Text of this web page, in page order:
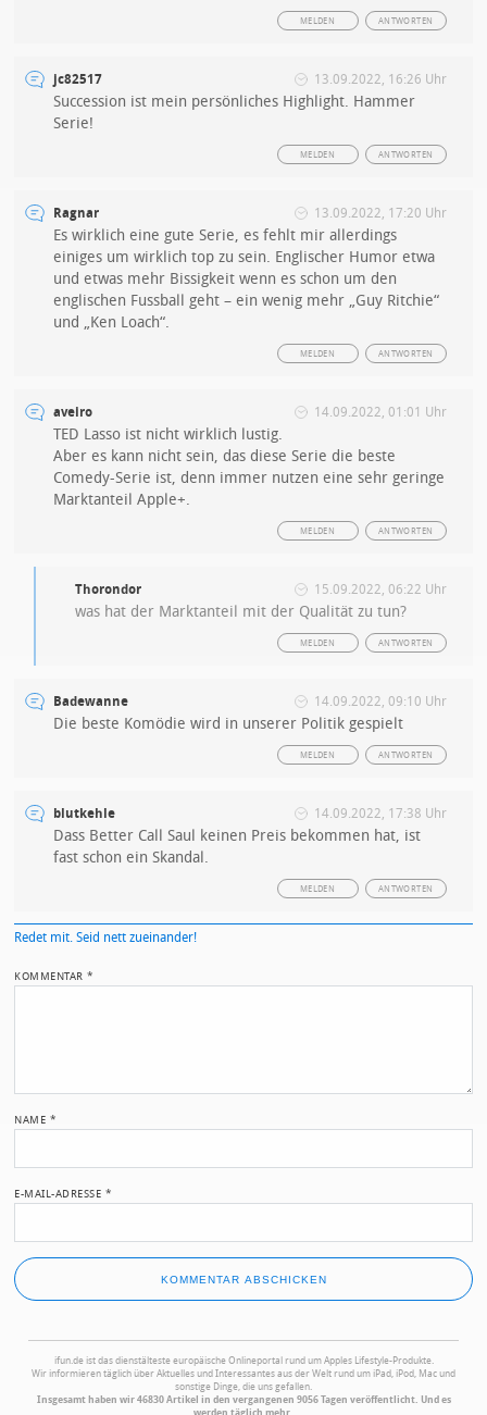
ANTWORTEN
MELDEN
jc82517 13.09.2022, 16:26 Uhr
Succession ist mein persönliches Highlight. Hammer
Serie!
ANTWORTEN
MELDEN
Ragnar 13.09.2022, 17:20 Uhr
Es wirklich eine gute Serie, es fehlt mir allerdings
einiges um wirklich top zu sein. Englischer Humor etwa
und etwas mehr Bissigkeit wenn es schon um den
englischen Fussball geht – ein wenig mehr „Guy Ritchie“
und „Ken Loach“.
ANTWORTEN
MELDEN
aveiro 14.09.2022, 01:01 Uhr
TED Lasso ist nicht wirklich lustig.
Aber es kann nicht sein, das diese Serie die beste
Comedy-Serie ist, denn immer nutzen eine sehr geringe
Marktanteil Apple+.
ANTWORTEN
MELDEN
Thorondor 15.09.2022, 06:22 Uhr
was hat der Marktanteil mit der Qualität zu tun?
ANTWORTEN
MELDEN
Badewanne 14.09.2022, 09:10 Uhr
Die beste Komödie wird in unserer Politik gespielt
ANTWORTEN
MELDEN
blutkehle 14.09.2022, 17:38 Uhr
Dass Better Call Saul keinen Preis bekommen hat, ist
fast schon ein Skandal.
ANTWORTEN
MELDEN
Redet mit. Seid nett zueinander!
KOMMENTAR*
NAME *
E-MAIL-ADRESSE *
ifun.de ist das dienstälteste europäische Onlineportal rund um Apples Lifestyle-Produkte.
Wir informieren täglich über Aktuelles und Interessantes aus der Welt rund um iPad, iPod, Mac und
sonstige Dinge, die uns gefallen.
Insgesamt haben wir 46830 Artikel in den vergangenen 9056 Tagen veröffentlicht. Und es
werden täglich mehr.